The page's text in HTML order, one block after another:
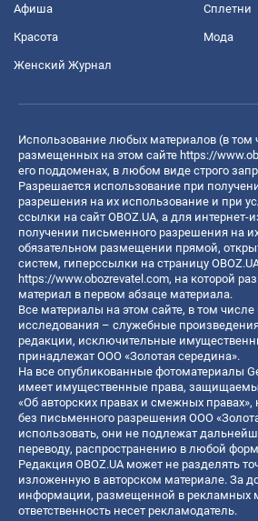
Афиша Сплетни
Красота Мода
Женский Журнал
Использование любых материалов (в том
размещенных на этом сайте https://
его поддоменах, в любом виде строго
Разрешается использование при
разрешения на их использование и при
ссылки на сайт OBOZ.UA, а для интернет-
получении письменного разрешения на
обязательном размещении прямой,
систем, гиперссылки на страницу
https://www.obozrevatel.com, на которой
материал в первом абзаце материала.
Все материалы на этом сайте, в том числе
исследования – служебные
редакции, исключительные
принадлежат ООО «Золотая середина».
На все опубликованные фотоматериалы
имеет имущественные права,
«Об авторских правах и смежных правах»,
без письменного разрешения ООО
использовать, они не подлежат
переводу, распространению в любой
Редакция OBOZ.UA может не разделять
изложенную в авторском материале. За
информации, размещенной в рекламных
ответственность несет рекламодатель.